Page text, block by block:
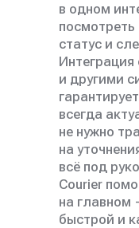
в одном
статус и
Интеграция
и другими
всегда
не нужно
на
всё под
Courier
на главном
быстрой и